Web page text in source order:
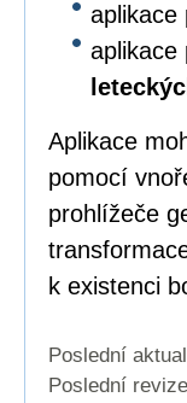
aplikace
aplikace
Aplikace
pomocí
prohlížeče
k existenci
Poslední
Poslední